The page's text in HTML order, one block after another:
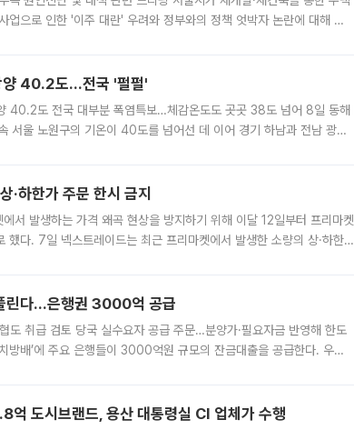
업으로 인한 '이주 대란' 우려와 정부와의 정책 엇박자 논란에 대해 정
양 40.2도…전국 '펄펄'
40.2도 전국 대부분 폭염특보…체감온도도 곳곳 38도 넘어 8일 동해
서울 노원구의 기온이 40도를 넘어선 데 이어 경기 하남과 전남 광양
·하한가 주문 한시 금지
서 발생하는 가격 왜곡 현상을 방지하기 위해 이달 12일부터 프리마켓
했다. 7일 넥스트레이드는 최근 프리마켓에서 발생한 소량의 상·하한
린다…은행권 3000억 공급
도 취급 검토 당국 실수요자 공급 주문…분양가·필요자금 반영해 한도
방배’에 주요 은행들이 3000억원 규모의 잔금대출을 공급한다. 우리
도시브랜드, 용산 대통령실 CI 업체가 수행